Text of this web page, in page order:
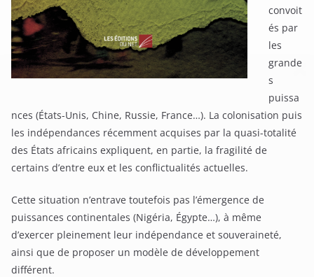
convoit
és par
les
grande
s
puissa
nces (États-Unis, Chine, Russie, France…). La colonisation puis
les indépendances récemment acquises par la quasi-totalité
des États africains expliquent, en partie, la fragilité de
certains d’entre eux et les conflictualités actuelles.
Cette situation n’entrave toutefois pas l’émergence de
puissances continentales (Nigéria, Égypte…), à même
d’exercer pleinement leur indépendance et souveraineté,
ainsi que de proposer un modèle de développement
différent.